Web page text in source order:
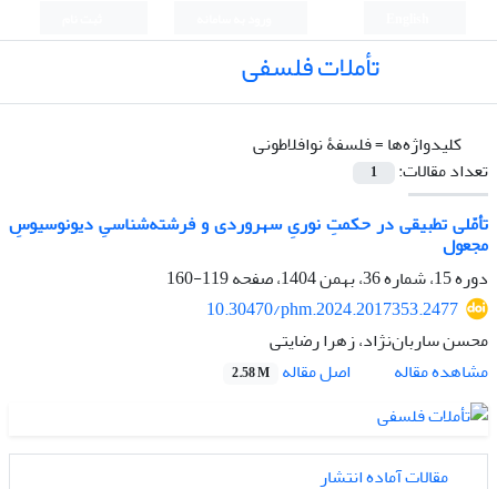
تأملات فلسفی
کلیدواژه‌ها =فلسفۀ نوافلاطونی
تعداد مقالات:
1
تأمّلی تطبیقی در حکمتِ نوریِ سهروردی و فرشته‌شناسیِ دیونوسیوسِ
مجعول
دوره 15، شماره 36، بهمن 1404، صفحه
119-160
10.30470/phm.2024.2017353.2477
محسن ساربان‌نژاد، زهرا رضایتی
مشاهده مقاله
اصل مقاله 2.58 M
مقالات آماده انتشار